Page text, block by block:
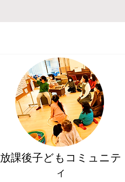
​放課後子どもコミュニテ
ィ